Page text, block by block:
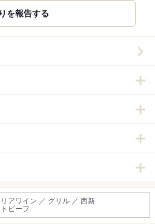
を報告する
アワイン ／ グリル ／ 西新
ビーフ